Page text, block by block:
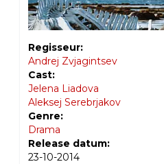
Regisseur:
Andrej Zvjagintsev
Cast:
Jelena Liadova
Aleksej Serebrjakov
Genre:
Drama
Release datum:
23-10-2014